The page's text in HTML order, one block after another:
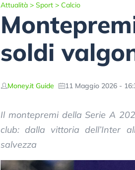
Attualità > Sport > Calcio
soldi
Money.it Guide 11 Maggio 2026 -
Il montepremi della Serie A
club: dalla vittoria dell’Inter
salvezza